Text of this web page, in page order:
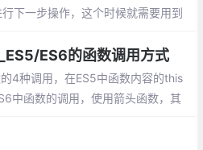
下一步操作，这个时候就需要用到
。
ES6的函数调用方式
4种调用，在ES5中函数内容的this
中函数的调用，使用箭头函数，其